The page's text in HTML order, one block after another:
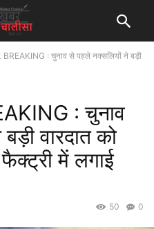
: चुनाव से पहले नक्सलियों ने बड़ी
: चुनाव
वारदात को
में लगाई
0
50